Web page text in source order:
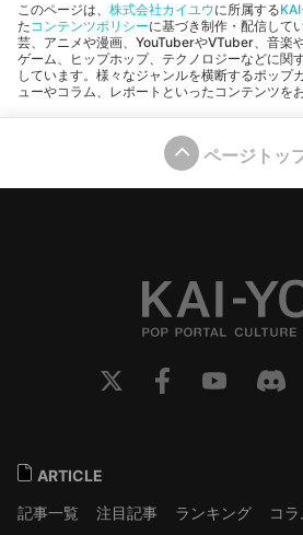
このページは、 株式会社カイユウに所属する
たコンテンツポリシーに基づき制作・配信して
芸、アニメや漫画、YouTuberやVTuber、音楽
ゲーム、ヒップホップ、テクノロジーなどに関
しています。様々なジャンルを横断するポップ
ューやコラム、レポートといったコンテンツを
ページトッ
ARTICLE
記事一覧
注目記事 ランキング コラ